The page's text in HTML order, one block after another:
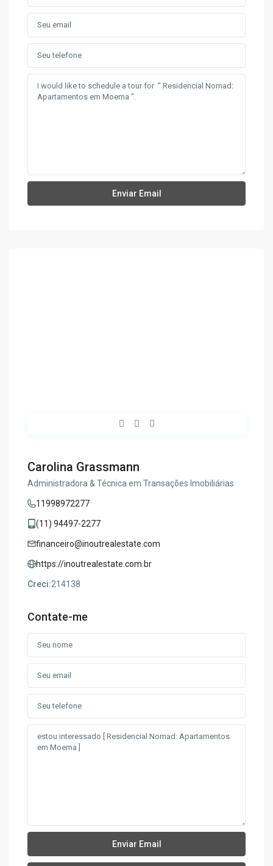
Carolina Grassmann
Administradora & Técnica em Transações Imobiliárias
11998972277
(11) 94497-2277
financeiro@inoutrealestate.com
https://inoutrealestate.com.br
Creci:214138
Contate-me